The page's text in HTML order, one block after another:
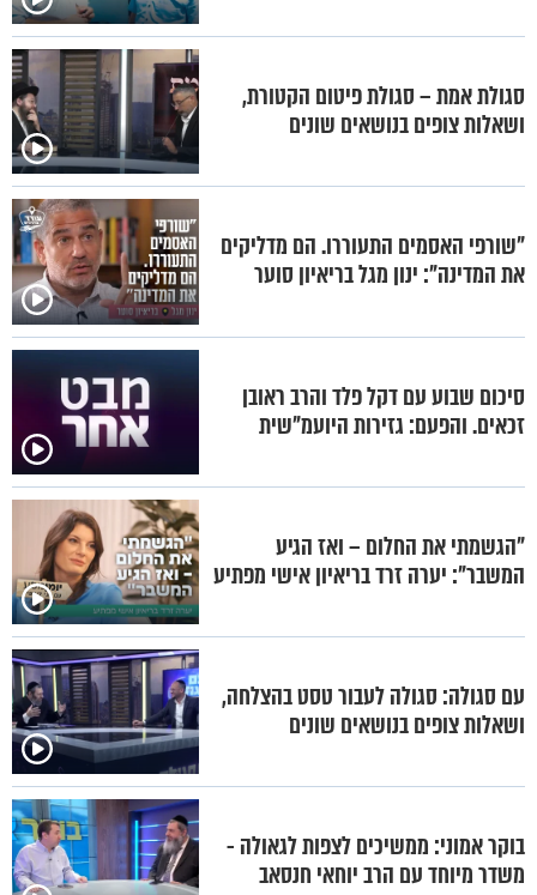
סגולת אמת – סגולת פיטום הקטורת,
ושאלות צופים בנושאים שונים
"שורפי האסמים התעוררו. הם מדליקים
את המדינה": ינון מגל בריאיון סוער
סיכום שבוע עם דקל פלד והרב ראובן
זכאים. והפעם: גזירות היועמ"שית
"הגשמתי את החלום – ואז הגיע
המשבר": יערה זרד בריאיון אישי מפתיע
עם סגולה: סגולה לעבור טסט בהצלחה,
ושאלות צופים בנושאים שונים
בוקר אמוני: ממשיכים לצפות לגאולה -
משדר מיוחד עם הרב יוחאי חנסאב